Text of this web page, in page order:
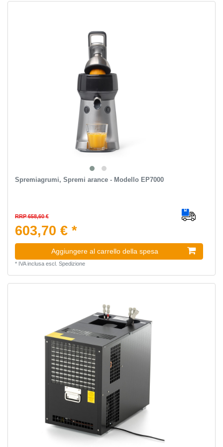
Spremiagrumi, Spremi arance - Modello EP7000
RRP 658,60 €
603,70 € *
Aggiungere al carrello della spesa
* IVA inclusaescl. Spedizione